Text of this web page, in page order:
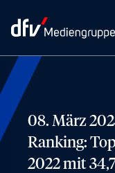
08. März
Ranking:
2022 mit